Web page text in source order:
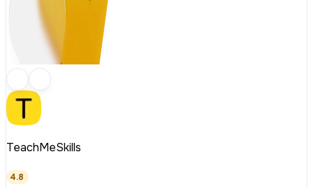
TeachMeSkills
4.8